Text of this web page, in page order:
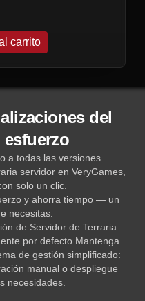
carrito
del
a todas las versiones
servidor en VeryGames,
solo un clic.
y ahorra tiempo — un
necesitas.
de Servidor de Terraria
por defecto.Mantenga
de gestión simplificado:
manual o despliegue
necesidades.